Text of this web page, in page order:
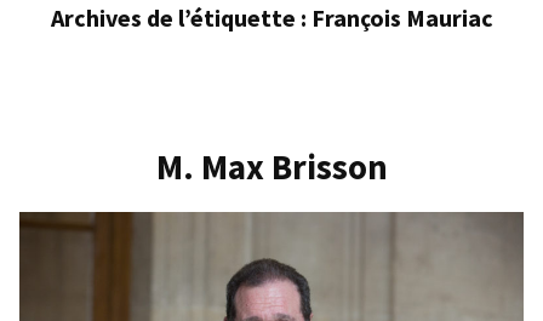
Archives de l’étiquette : François Mauriac
M. Max Brisson